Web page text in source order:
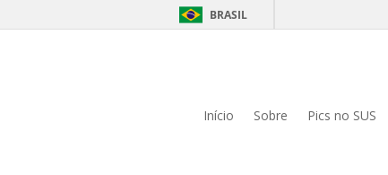
BRASIL
Início Sobre Pics no SUS